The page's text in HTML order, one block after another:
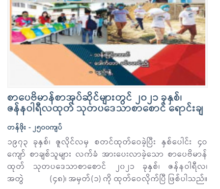
စာပေဗိမာန်စာအုပ်ဆိုင်များတွင် ၂၀၂၁ ခုနှစ်၊
ဇန်နဝါရီလထုတ် သုတပဒေသာစာစောင် ရောင်းချ
တန်ဖိုး - ၂၅၀၀ကျပ်
၁၉၇၃ ခုနှစ်၊ ဇူလိုင်လမှ စတင်ထုတ်ဝေခဲ့ပြီး နှစ်ပေါင်း ၄ဝ
ကျော် စာချစ်သူများ လက်ခံ အားပေးလာခဲ့သော စာပေဗိမာန်
ထုတ် သုတပဒေသာစာစောင် ၂၀၂၁ ခုနှစ်၊ ဇန်နဝါရီလ၊
အတွဲ (၄၈)၊ အမှတ်(၁) ကို ထုတ်ဝေလိုက်ပြီ ဖြစ်ပါသည်။